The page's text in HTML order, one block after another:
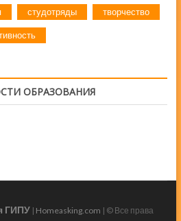
студотряды творчество
ОБРАЗОВАНИЯ
ГИПУ| Homeasking.com | © Все права